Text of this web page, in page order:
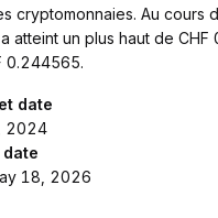
cryptomonnaies. Au cours
atteint un plus haut de
0.244565.
date
2024
date
18, 2026